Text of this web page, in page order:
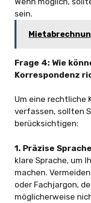
sein.
Frage 4: Wie
Korrespondenz
Um eine rechtliche
verfassen, sollten
berücksichtigen:
1. Präzise
klare Sprache, um
machen.
oder Fachjargon,
möglicherweise